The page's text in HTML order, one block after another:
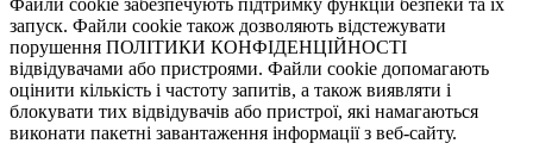
Файли cookie забезпечують підтримку функцій безпеки та їх
запуск. Файли cookie також дозволяють відстежувати
порушення ПОЛІТИКИ КОНФІДЕНЦІЙНОСТІ
відвідувачами або пристроями. Файли cookie допомагають
оцінити кількість і частоту запитів, а також виявляти і
блокувати тих відвідувачів або пристрої, які намагаються
виконати пакетні завантаження інформації з веб-сайту.